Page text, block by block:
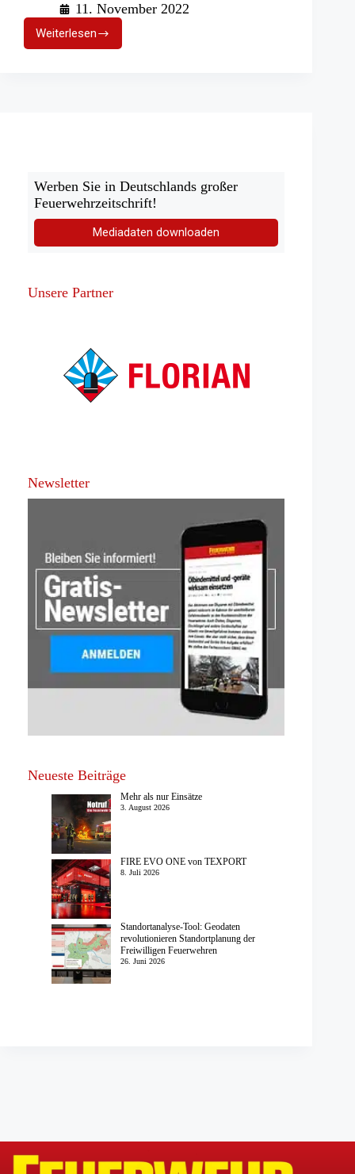
11. November 2022
WeiterlesenMitgliederwerbung
im
Werben Sie in Deutschlands großer
Feuerwehrzeitschrift!
Mediadaten downloaden
Unsere Partner
Newsletter
Neueste Beiträge
Mehr als nur Einsätze
3. August 2026
FIRE EVO ONE von TEXPORT
8. Juli 2026
Standortanalyse-Tool: Geodaten
revolutionieren Standortplanung der
Freiwilligen Feuerwehren
26. Juni 2026